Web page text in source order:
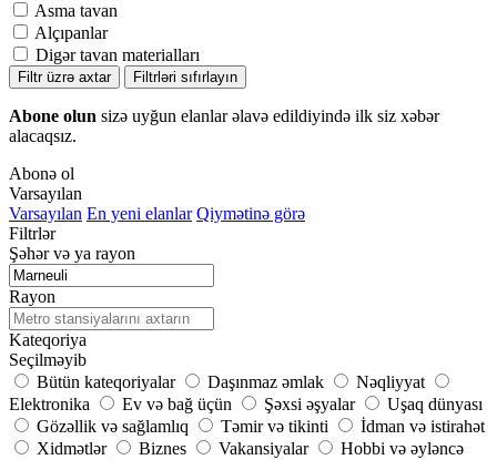
Asma tavan
Alçıpanlar
Digər tavan materialları
Filtr üzrə axtar Filtrləri sıfırlayın
Abone olun sizə uyğun elanlar əlavə edildiyində ilk siz xəbər
alacaqsız.
Abonə ol
Varsayılan
Varsayılan En yeni elanlar Qiymətinə görə
Filtrlər
Şəhər və ya rayon
Rayon
Kateqoriya
Seçilməyib
Bütün kateqoriyalar
Daşınmaz əmlak
Nəqliyyat
Elektronika
Ev və bağ üçün Şəxsi əşyalar
Uşaq dünyası
Gözəllik və sağlamlıq
Təmir və tikinti
İdman və istirahət
Xidmətlər
Biznes Vakansiyalar
Hobbi və əyləncə